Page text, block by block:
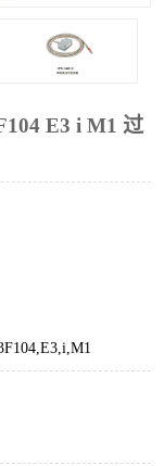
E3 i M1 过